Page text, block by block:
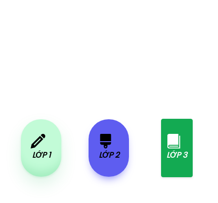
LỚP 1 LỚP 2 LỚP 3